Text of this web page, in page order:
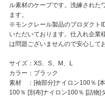
ル素材のケープです。洗練された
ます。
※モンクレール製品のプロダクト
いただいております。仕入れ企業
は問題ございませんので安心して
サイズ：XS、S、M、L
カラー：ブラック
素材 ：[袖部分]ナイロン100％ [
100％ [別布]ナイロン100％ [詰物]